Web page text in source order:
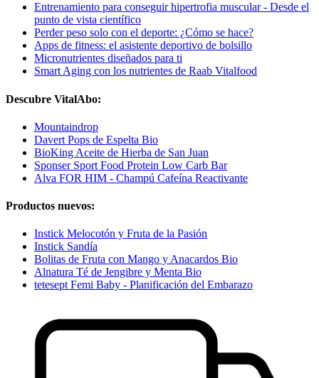
Entrenamiento para conseguir hipertrofia muscular - Desde el
punto de vista científico
Perder peso solo con el deporte: ¿Cómo se hace?
Apps de fitness: el asistente deportivo de bolsillo
Micronutrientes diseñados para ti
Smart Aging con los nutrientes de Raab Vitalfood
Descubre VitalAbo:
Mountaindrop
Davert Pops de Espelta Bio
BioKing Aceite de Hierba de San Juan
Sponser Sport Food Protein Low Carb Bar
Alva FOR HIM - Champú Cafeína Reactivante
Productos nuevos:
Instick Melocotón y Fruta de la Pasión
Instick Sandía
Bolitas de Fruta con Mango y Anacardos Bio
Alnatura Té de Jengibre y Menta Bio
tetesept Femi Baby - Planificación del Embarazo